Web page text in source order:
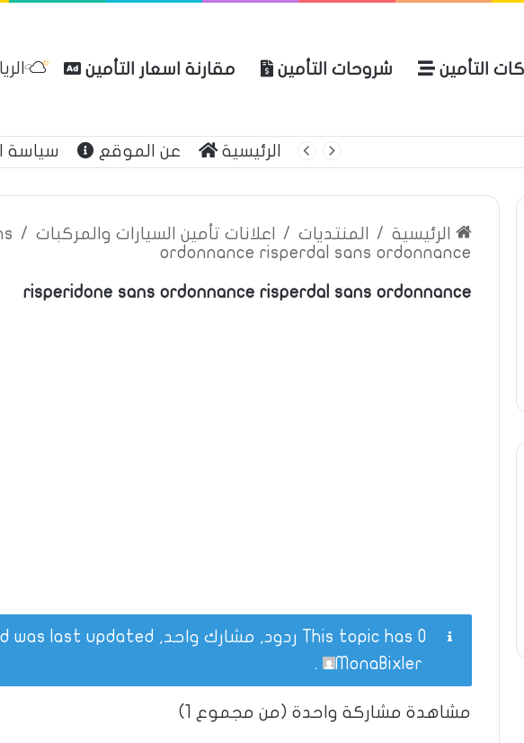
التأمين شروحات التأمين مقارنة اسعار التأمين
الرئيسية عن الموقع سياسة
الرئيسية / المنتديات / اعلانات تأمين السيارات والمركبات /
ordonnance risperdal sans ordonnance
risperidone sans ordonnance risperdal sans ordonnance
This topic has 0 ردود, مشارك واحد, and was last updated
MonaBixler
.
مشاهدة مشاركة واحدة (من مجموع 1)